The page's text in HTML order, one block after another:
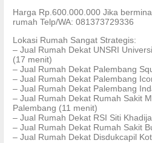
Harga Rp.600.000.000 Jika
rumah Telp/WA: 081373729336
Lokasi Rumah Sangat Strategis:
– Jual Rumah Dekat UNSRI
(17 menit)
– Jual Rumah Dekat Palembang
– Jual Rumah Dekat Palembang
– Jual Rumah Dekat Palembang
– Jual Rumah Dekat Rumah Sakit
Palembang (11 menit)
– Jual Rumah Dekat RSI Siti
– Jual Rumah Dekat Rumah Sakit
– Jual Rumah Dekat Disdukcapil